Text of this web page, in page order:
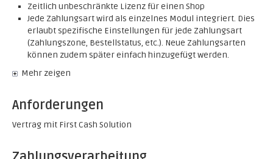
Zeitlich unbeschränkte Lizenz für einen Shop
Jede Zahlungsart wird als einzelnes Modul integriert. Dies
erlaubt spezifische Einstellungen für jede Zahlungsart
(Zahlungszone, Bestellstatus, etc.). Neue Zahlungsarten
können zudem später einfach hinzugefügt werden.
Mehr zeigen
Anforderungen
Vertrag mit First Cash Solution